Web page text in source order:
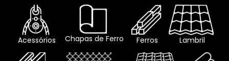
Acessórios Chapas de Ferro Ferros Lambril